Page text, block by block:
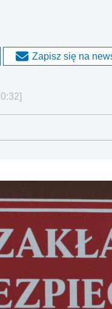
Zapisz się na